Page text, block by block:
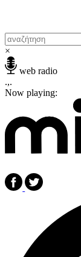
×
web radio
.,.
Now playing: